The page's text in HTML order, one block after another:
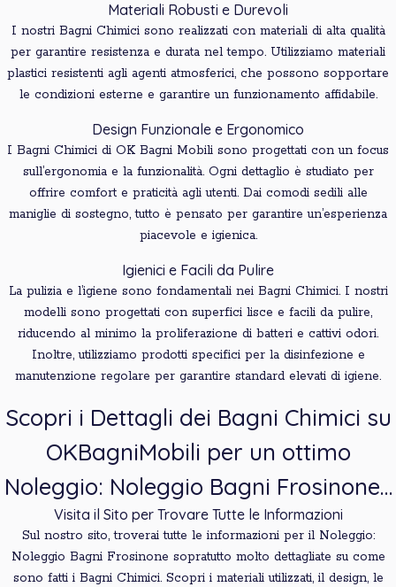
Materiali Robusti e Durevoli
I nostri Bagni Chimici sono realizzati con materiali di alta qualità
per garantire resistenza e durata nel tempo. Utilizziamo materiali
plastici resistenti agli agenti atmosferici, che possono sopportare
le condizioni esterne e garantire un funzionamento affidabile.
Design Funzionale e Ergonomico
I Bagni Chimici di OK Bagni Mobili sono progettati con un focus
sull’ergonomia e la funzionalità. Ogni dettaglio è studiato per
offrire comfort e praticità agli utenti. Dai comodi sedili alle
maniglie di sostegno, tutto è pensato per garantire un’esperienza
piacevole e igienica.
Igienici e Facili da Pulire
La pulizia e l’igiene sono fondamentali nei Bagni Chimici. I nostri
modelli sono progettati con superfici lisce e facili da pulire,
riducendo al minimo la proliferazione di batteri e cattivi odori.
Inoltre, utilizziamo prodotti specifici per la disinfezione e
manutenzione regolare per garantire standard elevati di igiene.
Scopri i Dettagli dei Bagni Chimici su
OKBagniMobili per un ottimo
Noleggio: Noleggio Bagni Frosinone…
Visita il Sito per Trovare Tutte le Informazioni
Sul nostro sito, troverai tutte le informazioni per il Noleggio:
Noleggio Bagni Frosinone sopratutto molto dettagliate su come
sono fatti i Bagni Chimici. Scopri i materiali utilizzati, il design, le